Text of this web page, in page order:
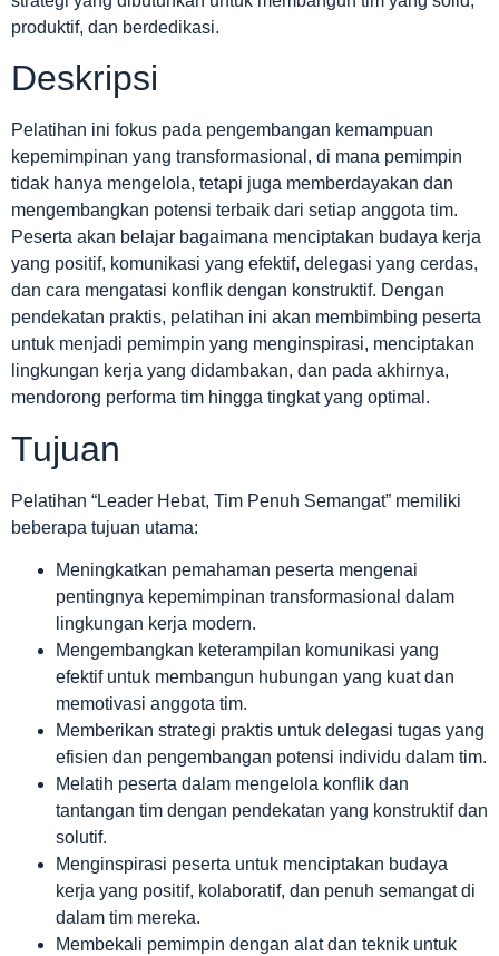
produktif, dan berdedikasi.
Deskripsi
Pelatihan ini fokus pada pengembangan kemampuan
kepemimpinan yang transformasional, di mana pemimpin
tidak hanya mengelola, tetapi juga memberdayakan dan
mengembangkan potensi terbaik dari setiap anggota tim.
Peserta akan belajar bagaimana menciptakan budaya kerja
yang positif, komunikasi yang efektif, delegasi yang cerdas,
dan cara mengatasi konflik dengan konstruktif. Dengan
pendekatan praktis, pelatihan ini akan membimbing peserta
untuk menjadi pemimpin yang menginspirasi, menciptakan
lingkungan kerja yang didambakan, dan pada akhirnya,
mendorong performa tim hingga tingkat yang optimal.
Tujuan
Pelatihan “Leader Hebat, Tim Penuh Semangat” memiliki
beberapa tujuan utama:
Meningkatkan pemahaman peserta mengenai
pentingnya kepemimpinan transformasional dalam
lingkungan kerja modern.
Mengembangkan keterampilan komunikasi yang
efektif untuk membangun hubungan yang kuat dan
memotivasi anggota tim.
Memberikan strategi praktis untuk delegasi tugas yang
efisien dan pengembangan potensi individu dalam tim.
Melatih peserta dalam mengelola konflik dan
tantangan tim dengan pendekatan yang konstruktif dan
solutif.
Menginspirasi peserta untuk menciptakan budaya
kerja yang positif, kolaboratif, dan penuh semangat di
dalam tim mereka.
Membekali pemimpin dengan alat dan teknik untuk